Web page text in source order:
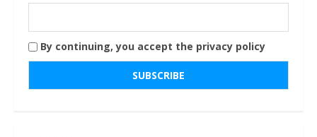
By continuing, you accept the privacy policy